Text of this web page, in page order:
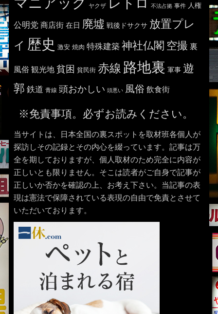
ヤクザ レトロ 不法占拠 事件 人権
公明党 商店街 在日 廃墟 戦後ドサクサ 放置プレ
イ 歴史 激安 焼肉 特殊建築 神社仏閣 空撮 裏
風俗 観光地 貧困 貧民街 赤線 路地裏 軍事 遊
郭 鉄道 青線 頭おかしい 頭悪い 風俗 飲食街
※免責事項。必ずお読みください。
当サイトは、日本全国の裏スポットを取材班各個人が
探訪しその記録とその内心を綴っています。記事は万
全を期しておりますが、個人取材のため完全に内容が
正しいとも限りません。そこは読者がご自身で記事が
正しいか否かを確認の上、お考え下さい。当記事の表
現は憲法で保障されている表現の自由で免責とさせて
いただいております。